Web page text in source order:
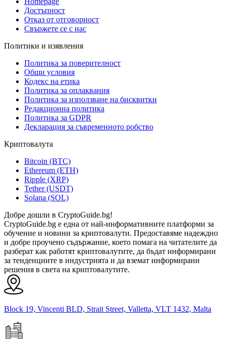
Достъпност
Отказ от отговорност
Свържете се с нас
Политики и изявления
Политика за поверителност
Общи условия
Кодекс на етика
Политика за оплаквания
Политика за използване на бисквитки
Редакционна политика
Политика за GDPR
Декларация за съвременното робство
Криптовалута
Bitcoin (BTC)
Ethereum (ETH)
Ripple (XRP)
Tether (USDT)
Solana (SOL)
Добре дошли в CryptoGuide.bg!
CryptoGuide.bg е една от най-информативните платформи за
обучение и новини за криптовалути. Предоставяме надеждно
и добре проучено съдържание, което помага на читателите да
разберат как работят криптовалутите, да бъдат информирани
за тенденциите в индустрията и да вземат информирани
решения в света на криптовалутите.
Block 19, Vincenti BLD, Strait Street, Valletta, VLT 1432, Malta